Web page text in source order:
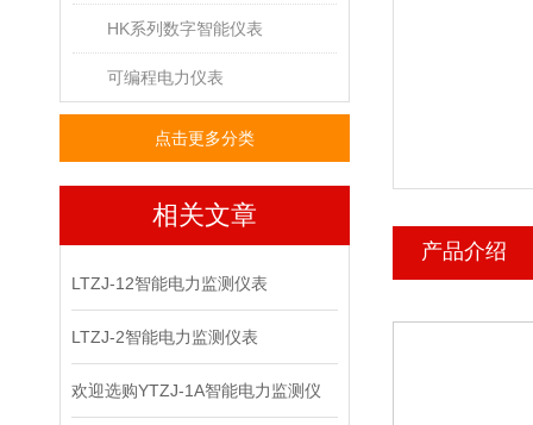
HK系列数字智能仪表
可编程电力仪表
点击更多分类
相关文章
LTZJ-12智能电力监测仪表
LTZJ-2智能电力监测仪表
欢迎选购YTZJ-1A智能电力监测仪
产品介绍